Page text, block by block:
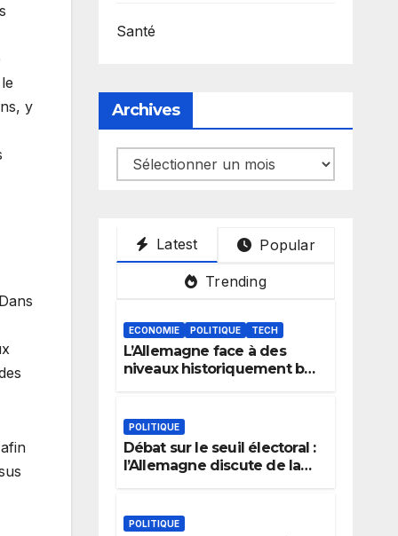
y
Santé
Archives
Archives
Latest Popular
Trending
ECONOMIE POLITIQUE TECH
L’Allemagne face à des
niveaux historiquement bas
POLITIQUE
Débat sur le seuil électoral :
l’Allemagne discute de la
POLITIQUE